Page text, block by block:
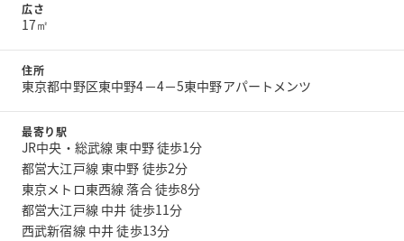
広さ
17㎡
住所
東京都中野区東中野4－4－5東中野アパートメンツ
最寄り駅
JR中央・総武線 東中野 徒歩1分
都営大江戸線 東中野 徒歩2分
東京メトロ東西線 落合 徒歩8分
都営大江戸線 中井 徒歩11分
西武新宿線 中井 徒歩13分